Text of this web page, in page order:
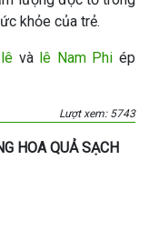
khỏe của trẻ.
lê và lê Nam Phi ép
Lượt xem: 5743
HOA QUẢ SẠCH